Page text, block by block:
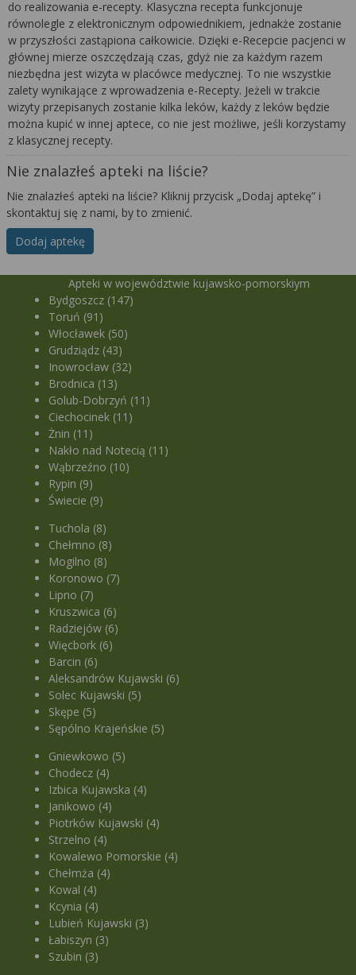
do realizowania e-recepty. Klasyczna recepta funkcjonuje
równolegle z elektronicznym odpowiednikiem, jednakże zostanie
w przyszłości zastąpiona całkowicie. Dzięki e-Recepcie pacjenci w
głównej mierze oszczędzają czas, gdyż nie za każdym razem
niezbędna jest wizyta w placówce medycznej. To nie wszystkie
zalety wynikające z wprowadzenia e-Recepty. Jeżeli w trakcie
wizyty przepisanych zostanie kilka leków, każdy z leków będzie
można kupić w innej aptece, co nie jest możliwe, jeśli korzystamy
z klasycznej recepty.
Nie znalazłeś apteki na liście?
Nie znalazłeś apteki na liście? Kliknij przycisk „Dodaj aptekę” i
skontaktuj się z nami, by to zmienić.
Dodaj aptekę
Apteki w województwie kujawsko-pomorskiym
Bydgoszcz (147)
Toruń (91)
Włocławek (50)
Grudziądz (43)
Inowrocław (32)
Brodnica (13)
Golub-Dobrzyń (11)
Ciechocinek (11)
Żnin (11)
Nakło nad Notecią (11)
Wąbrzeźno (10)
Rypin (9)
Świecie (9)
Tuchola (8)
Chełmno (8)
Mogilno (8)
Koronowo (7)
Lipno (7)
Kruszwica (6)
Radziejów (6)
Więcbork (6)
Barcin (6)
Aleksandrów Kujawski (6)
Solec Kujawski (5)
Skępe (5)
Sępólno Krajeńskie (5)
Gniewkowo (5)
Chodecz (4)
Izbica Kujawska (4)
Janikowo (4)
Piotrków Kujawski (4)
Strzelno (4)
Kowalewo Pomorskie (4)
Chełmża (4)
Kowal (4)
Kcynia (4)
Lubień Kujawski (3)
Łabiszyn (3)
Szubin (3)